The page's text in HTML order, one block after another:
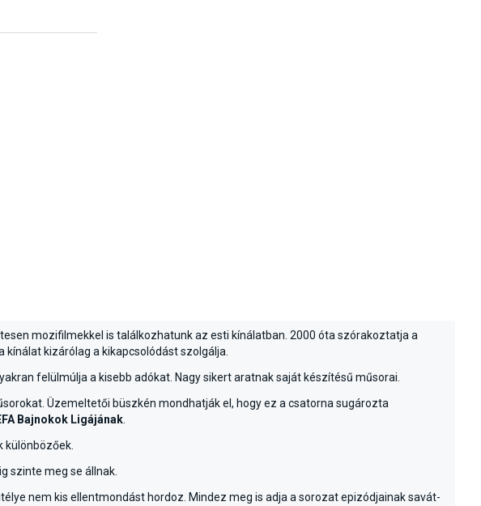
mozifilmekkel is találkozhatunk az esti kínálatban. 2000 óta szórakoztatja a
kizárólag a kikapcsolódást szolgálja.
felülmúlja a kisebb adókat. Nagy sikert aratnak saját készítésű műsorai.
Üzemeltetői büszkén mondhatják el, hogy ez a csatorna sugározta
Bajnokok Ligájának
különbözőek.
szinte meg se állnak.
nem kis ellentmondást hordoz. Mindez meg is adja a sorozat epizódjainak savát-